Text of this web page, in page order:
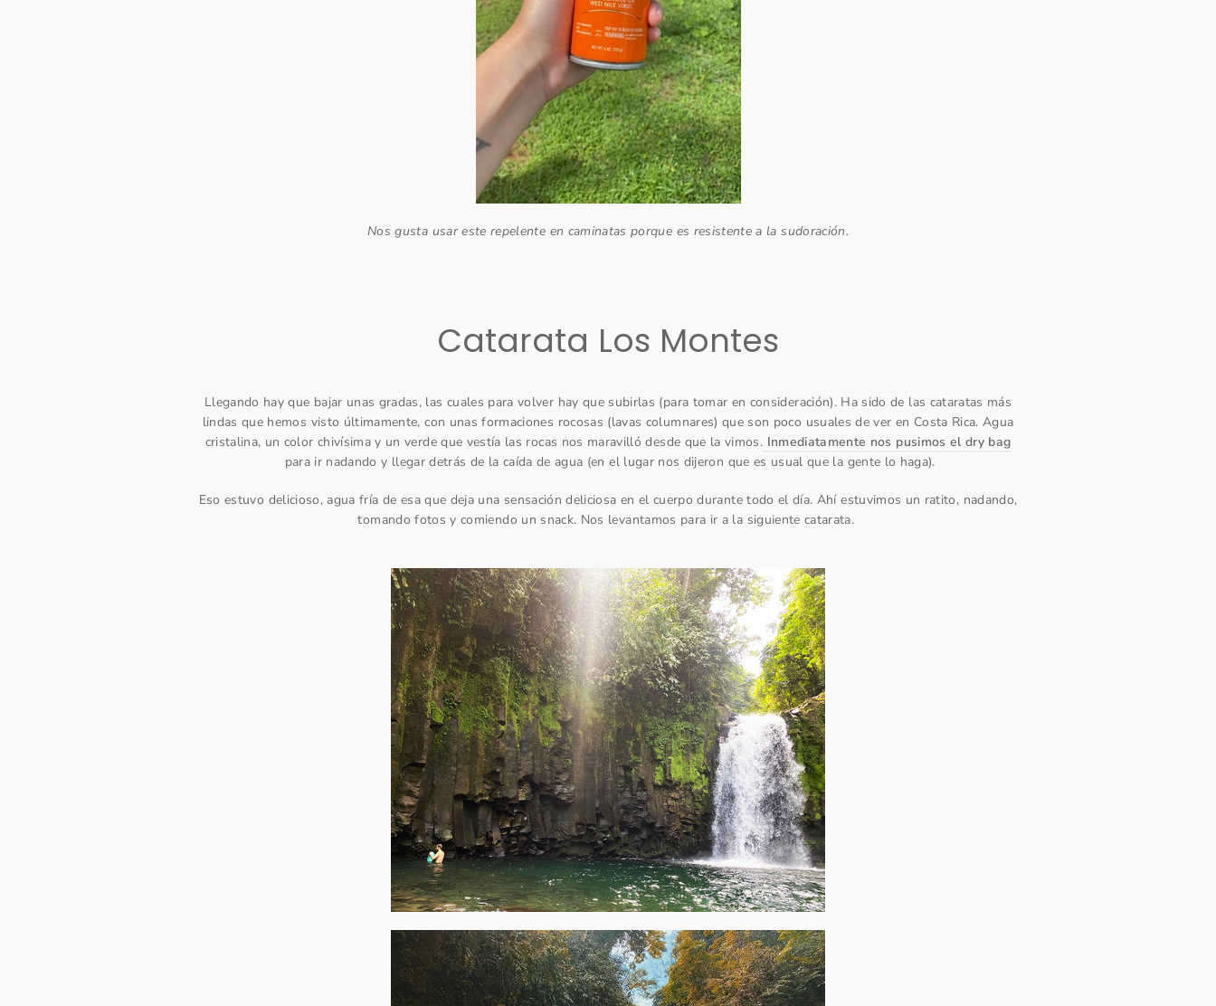
Nos gusta usar este repelente en caminatas porque es resistente a la sudoración.
Catarata Los Montes
Llegando hay que bajar unas gradas, las cuales para volver hay que subirlas (para tomar en consideración). Ha sido de las cataratas más
lindas que hemos visto últimamente, con unas formaciones rocosas (lavas columnares) que son poco usuales de ver en Costa Rica. Agua
cristalina, un color chivísima y un verde que vestía las rocas nos maravilló desde que la vimos. Inmediatamente nos pusimos el dry bag
para ir nadando y llegar detrás de la caída de agua (en el lugar nos dijeron que es usual que la gente lo haga).
Eso estuvo delicioso, agua fría de esa que deja una sensación deliciosa en el cuerpo durante todo el día. Ahí estuvimos un ratito, nadando,
tomando fotos y comiendo un snack. Nos levantamos para ir a la siguiente catarata.